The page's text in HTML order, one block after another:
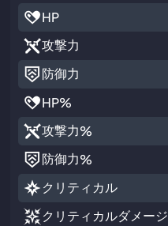
HP
攻撃力
防御力
HP%
攻撃力%
防御力%
クリティカル
クリティカルダメージ